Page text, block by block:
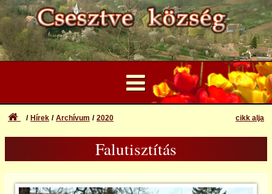
...
2014
Felhasználói Fiók
Elfelejtett azonosító vagy jelszó
Bejelentkezés
cikk alja
Hírek Archívum 2020
Falutisztítás